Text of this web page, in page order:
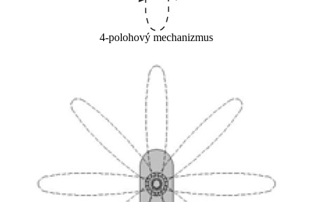
4-polohový mechanizmus